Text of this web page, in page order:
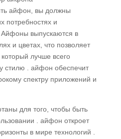
айфон, вы должны
потребностях и
Айфоны выпускаются в
и цветах, что позволяет
лучше всего
стилю . айфон обеспечит
спектру приложений и
для того, чтобы быть
. айфон откроет
в мире технологий .